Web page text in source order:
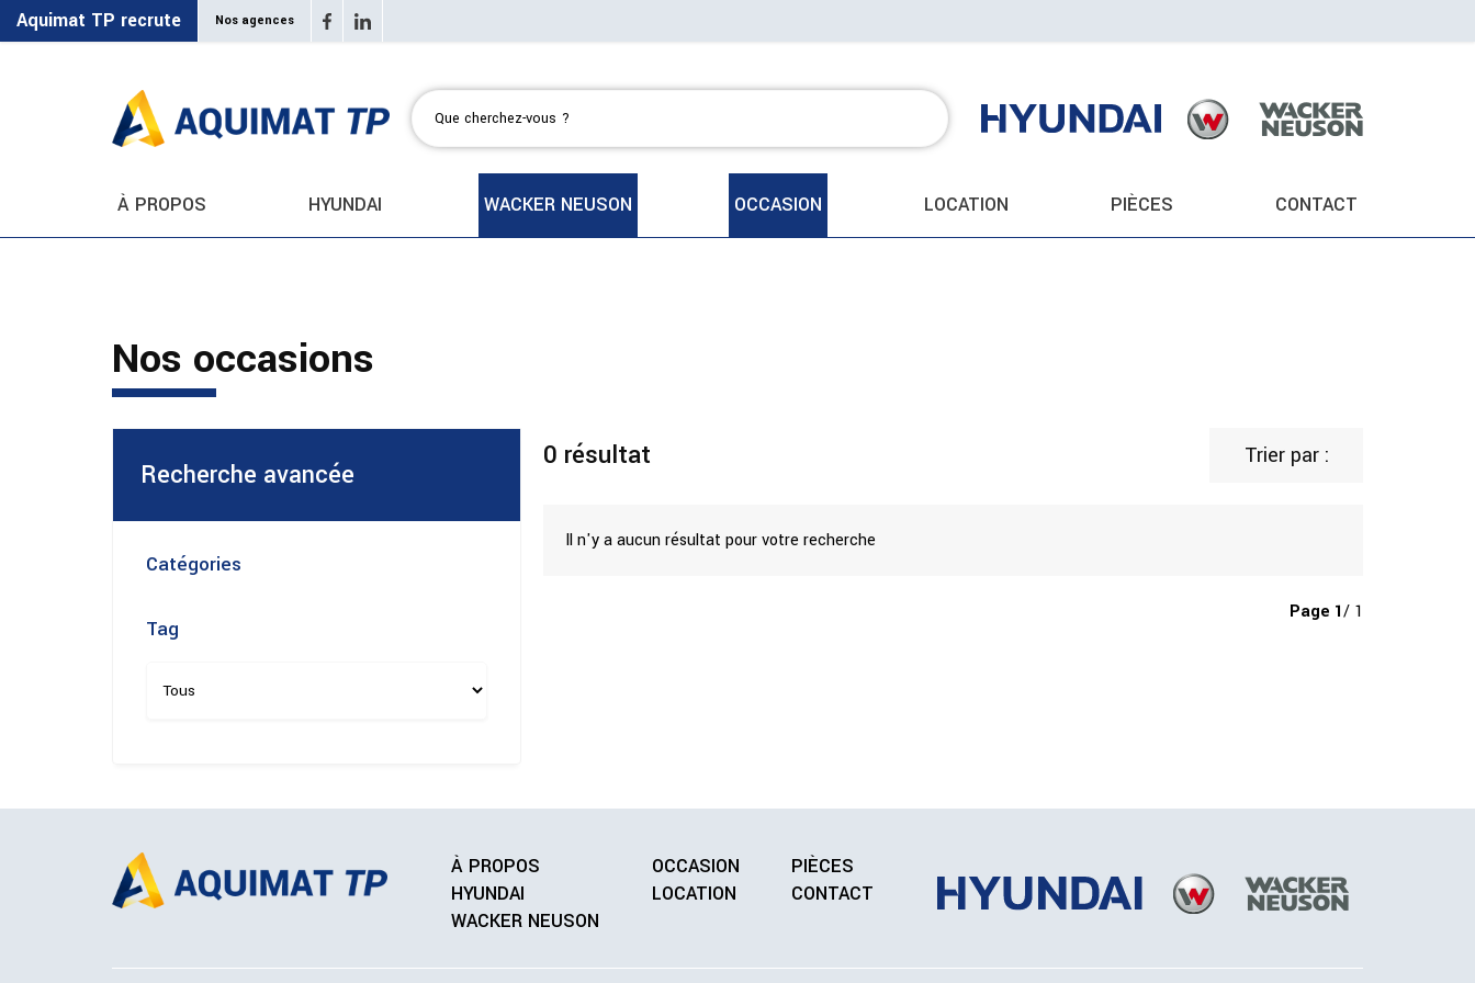
Aquimat TP recrute Nos agences
À PROPOS HYUNDAI WACKER NEUSON OCCASION LOCATION PIÈCES CONTACT
Nos occasions
Recherche avancée
Catégories
Tag
0 résultat Trier par :
Il n'y a aucun résultat pour votre recherche
Page 1/ 1
À PROPOS
HYUNDAI
WACKER NEUSON
OCCASION
LOCATION
PIÈCES
CONTACT